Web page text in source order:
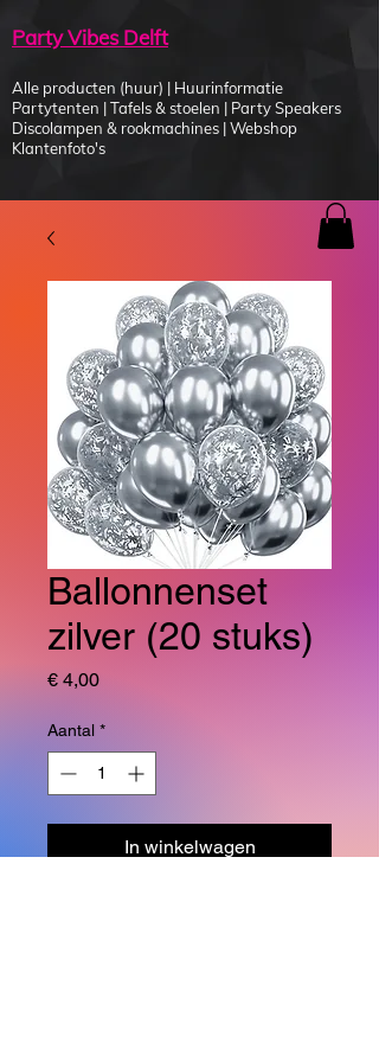
Party Vibes Delft
Alle producten (huur) | Huurinformatie
Partytenten |Tafels & stoelen | Party Speakers
Discolampen & rookmachines |Webshop
Klantenfoto's
Ballonnenset
zilver (20 stuks)
€ 4,00Prijs
Aantal *
In winkelwagen